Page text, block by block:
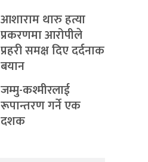
आशाराम थारु हत्या
प्रकरणमा आरोपीले
प्रहरी समक्ष दिए दर्दनाक
बयान
जम्मु-कश्मीरलाई
रूपान्तरण गर्ने एक
दशक